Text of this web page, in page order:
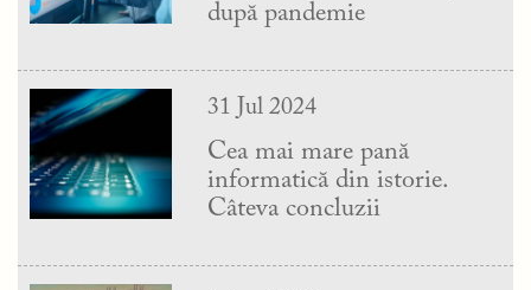
după pandemie
31 Jul 2024
Cea mai mare pană
informatică din istorie.
Câteva concluzii